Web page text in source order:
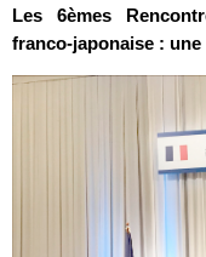
Les 6èmes
franco-japonaise :